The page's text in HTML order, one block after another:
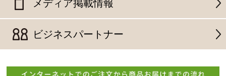
メディア掲載情報
ビジネスパートナー